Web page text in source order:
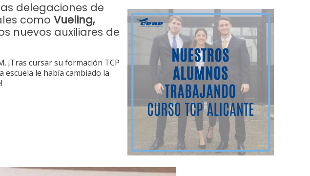
delegaciones de
comoVueling,
nuevos auxiliares de
¡Tras cursar su formación TCP
le había cambiado la